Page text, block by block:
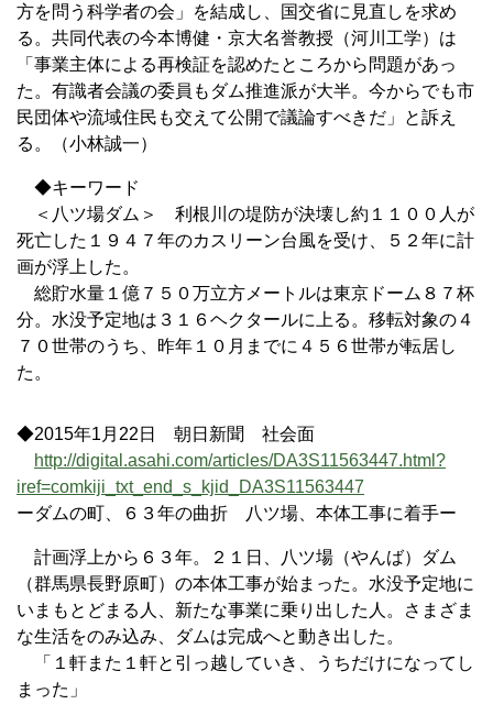
方を問う科学者の会」を結成し、国交省に見直しを求め
る。共同代表の今本博健・京大名誉教授（河川工学）は
「事業主体による再検証を認めたところから問題があっ
た。有識者会議の委員もダム推進派が大半。今からでも市
民団体や流域住民も交えて公開で議論すべきだ」と訴え
る。（小林誠一）
◆キーワード
＜八ツ場ダム＞ 利根川の堤防が決壊し約１１００人が
死亡した１９４７年のカスリーン台風を受け、５２年に計
画が浮上した。
総貯水量１億７５０万立方メートルは東京ドーム８７杯
分。水没予定地は３１６ヘクタールに上る。移転対象の４
７０世帯のうち、昨年１０月までに４５６世帯が転居し
た。
◆2015年1月22日 朝日新聞 社会面
http://digital.asahi.com/articles/DA3S11563447.html?
iref=comkiji_txt_end_s_kjid_DA3S11563447
ーダムの町、６３年の曲折 八ツ場、本体工事に着手ー
計画浮上から６３年。２１日、八ツ場（やんば）ダム
（群馬県長野原町）の本体工事が始まった。水没予定地に
いまもとどまる人、新たな事業に乗り出した人。さまざま
な生活をのみ込み、ダムは完成へと動き出した。
「１軒また１軒と引っ越していき、うちだけになってし
まった」